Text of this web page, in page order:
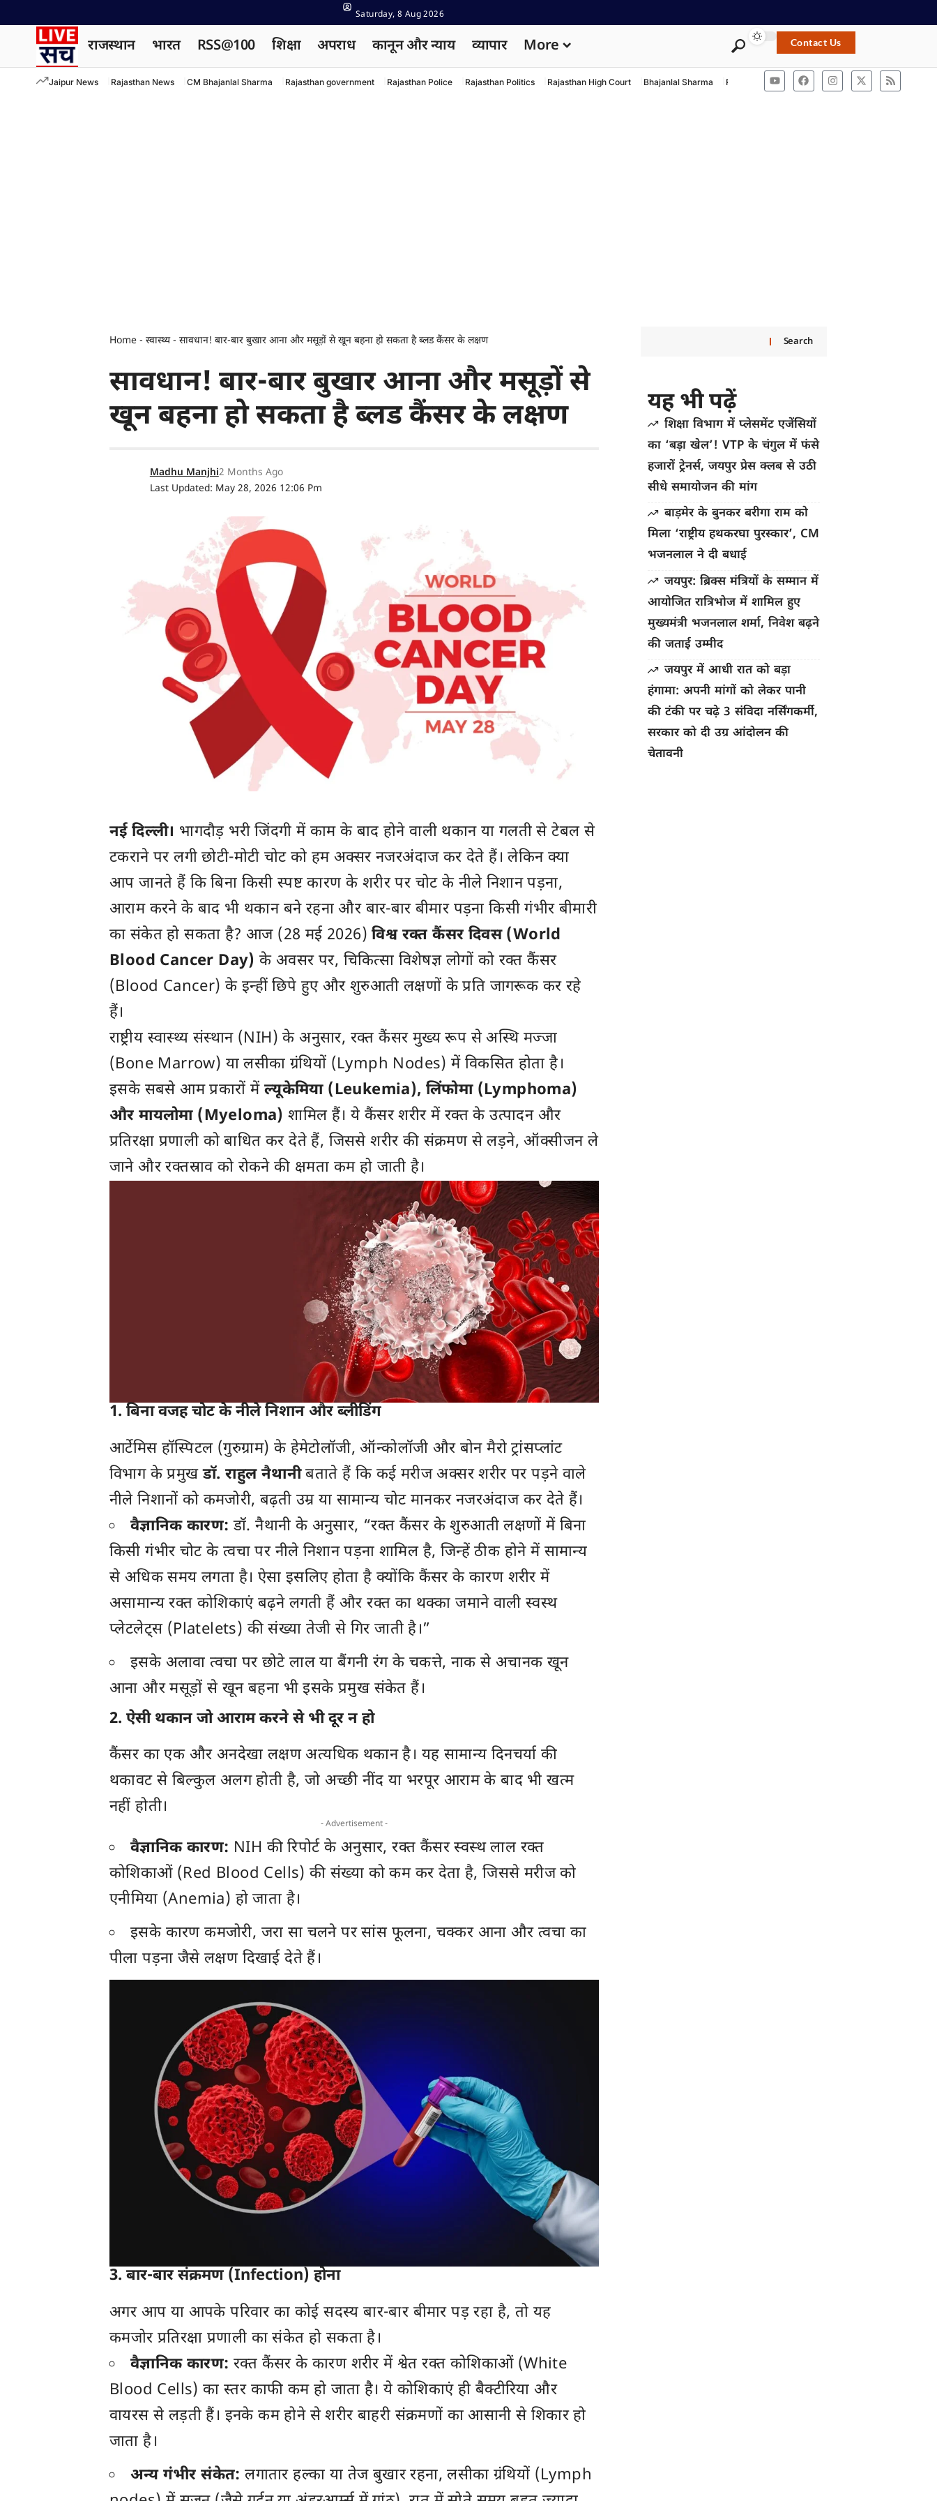
Saturday, 8 Aug 2026
राजस्थान भारत RSS@100 शिक्षा अपराध कानून और न्याय व्यापार More Contact Us
Jaipur News Rajasthan News CM Bhajanlal Sharma Rajasthan government Rajasthan Police Rajasthan Politics Rajasthan High Court Bhajanlal Sharma Rashtriya Swayamsevak Sangh ACB Rajasthan
Home - स्वास्थ्य- सावधान! बार-बार बुखार आना और मसूड़ों से खून बहना हो सकता है ब्लड कैंसर के लक्षण
सावधान! बार-बार बुखार आना और मसूड़ों से
खून बहना हो सकता है ब्लड कैंसर के लक्षण
Last Updated: May 28, 2026 12:06 Pm
Madhu Manjhi2 Months Ago
नई दिल्ली। भागदौड़ भरी जिंदगी में काम के बाद होने वाली थकान या गलती से टेबल से
टकराने पर लगी छोटी-मोटी चोट को हम अक्सर नजरअंदाज कर देते हैं। लेकिन क्या
आप जानते हैं कि बिना किसी स्पष्ट कारण के शरीर पर चोट के नीले निशान पड़ना,
आराम करने के बाद भी थकान बने रहना और बार-बार बीमार पड़ना किसी गंभीर बीमारी
का संकेत हो सकता है? आज (28 मई 2026)विश्व रक्त कैंसर दिवस (World
Blood Cancer Day) के अवसर पर, चिकित्सा विशेषज्ञ लोगों को रक्त कैंसर
(Blood Cancer) के इन्हीं छिपे हुए और शुरुआती लक्षणों के प्रति जागरूक कर रहे
हैं।
राष्ट्रीय स्वास्थ्य संस्थान (NIH) के अनुसार, रक्त कैंसर मुख्य रूप से अस्थि मज्जा
(Bone Marrow) या लसीका ग्रंथियों (Lymph Nodes) में विकसित होता है।
इसके सबसे आम प्रकारों में ल्यूकेमिया (Leukemia), लिंफोमा (Lymphoma)
और मायलोमा (Myeloma) शामिल हैं। ये कैंसर शरीर में रक्त के उत्पादन और
प्रतिरक्षा प्रणाली को बाधित कर देते हैं, जिससे शरीर की संक्रमण से लड़ने, ऑक्सीजन ले
जाने और रक्तस्राव को रोकने की क्षमता कम हो जाती है।
1. बिना वजह चोट के नीले निशान और ब्लीडिंग
आर्टेमिस हॉस्पिटल (गुरुग्राम) के हेमेटोलॉजी, ऑन्कोलॉजी और बोन मैरो ट्रांसप्लांट
विभाग के प्रमुखडॉ. राहुल नैथानीबताते हैं कि कई मरीज अक्सर शरीर पर पड़ने वाले
नीले निशानों को कमजोरी, बढ़ती उम्र या सामान्य चोट मानकर नजरअंदाज कर देते हैं।
वैज्ञानिक कारण: डॉ. नैथानी के अनुसार, “रक्त कैंसर के शुरुआती लक्षणों में बिना
किसी गंभीर चोट के त्वचा पर नीले निशान पड़ना शामिल है, जिन्हें ठीक होने में सामान्य
से अधिक समय लगता है। ऐसा इसलिए होता है क्योंकि कैंसर के कारण शरीर में
असामान्य रक्त कोशिकाएं बढ़ने लगती हैं और रक्त का थक्का जमाने वाली स्वस्थ
प्लेटलेट्स (Platelets) की संख्या तेजी से गिर जाती है।”
इसके अलावा त्वचा पर छोटे लाल या बैंगनी रंग के चकत्ते, नाक से अचानक खून
आना और मसूड़ों से खून बहना भी इसके प्रमुख संकेत हैं।
2. ऐसी थकान जो आराम करने से भी दूर न हो
कैंसर का एक और अनदेखा लक्षण अत्यधिक थकान है। यह सामान्य दिनचर्या की
थकावट से बिल्कुल अलग होती है, जो अच्छी नींद या भरपूर आराम के बाद भी खत्म
नहीं होती।
- Advertisement -
वैज्ञानिक कारण: NIH की रिपोर्ट के अनुसार, रक्त कैंसर स्वस्थ लाल रक्त
कोशिकाओं (Red Blood Cells) की संख्या को कम कर देता है, जिससे मरीज को
एनीमिया (Anemia) हो जाता है।
इसके कारण कमजोरी, जरा सा चलने पर सांस फूलना, चक्कर आना और त्वचा का
पीला पड़ना जैसे लक्षण दिखाई देते हैं।
3. बार-बार संक्रमण (Infection) होना
अगर आप या आपके परिवार का कोई सदस्य बार-बार बीमार पड़ रहा है, तो यह
कमजोर प्रतिरक्षा प्रणाली का संकेत हो सकता है।
वैज्ञानिक कारण: रक्त कैंसर के कारण शरीर में श्वेत रक्त कोशिकाओं (White
Blood Cells) का स्तर काफी कम हो जाता है। ये कोशिकाएं ही बैक्टीरिया और
वायरस से लड़ती हैं। इनके कम होने से शरीर बाहरी संक्रमणों का आसानी से शिकार हो
जाता है।
अन्य गंभीर संकेत: लगातार हल्का या तेज बुखार रहना, लसीका ग्रंथियों (Lymph
Search
यह भी पढ़ें
शिक्षा विभाग में प्लेसमेंट एजेंसियों
का ‘बड़ा खेल’! VTP के चंगुल में फंसे
हजारों ट्रेनर्स, जयपुर प्रेस क्लब से उठी
सीधे समायोजन की मांग
बाड़मेर के बुनकर बरीगा राम को
मिला ‘राष्ट्रीय हथकरघा पुरस्कार’, CM
भजनलाल ने दी बधाई
जयपुर: ब्रिक्स मंत्रियों के सम्मान में
आयोजित रात्रिभोज में शामिल हुए
मुख्यमंत्री भजनलाल शर्मा, निवेश बढ़ने
की जताई उम्मीद
जयपुर में आधी रात को बड़ा
हंगामा: अपनी मांगों को लेकर पानी
की टंकी पर चढ़े 3 संविदा नर्सिंगकर्मी,
सरकार को दी उग्र आंदोलन की
चेतावनी